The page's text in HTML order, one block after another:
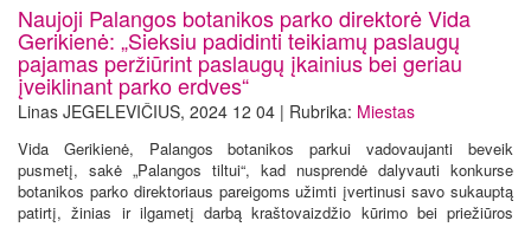
Naujoji Palangos botanikos parko direktorė Vida
Gerikienė: „Sieksiu padidinti teikiamų paslaugų
pajamas peržiūrint paslaugų įkainius bei geriau
įveiklinant parko erdves“
Linas JEGELEVIČIUS, 2024 12 04 | Rubrika: Miestas
Vida Gerikienė, Palangos botanikos parkui vadovaujanti beveik
pusmetį, sakė „Palangos tiltui“, kad nusprendė dalyvauti konkurse
botanikos parko direktoriaus pareigoms užimti įvertinusi savo sukauptą
patirtį, žinias ir ilgametį darbą kraštovaizdžio kūrimo bei priežiūros